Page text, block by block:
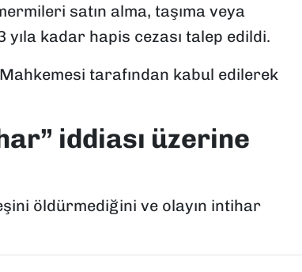
satın alma, taşıma veya
kadar hapis cezası talep edildi.
tarafından kabul edilerek
iddiası üzerine
öldürmediğini ve olayın intihar